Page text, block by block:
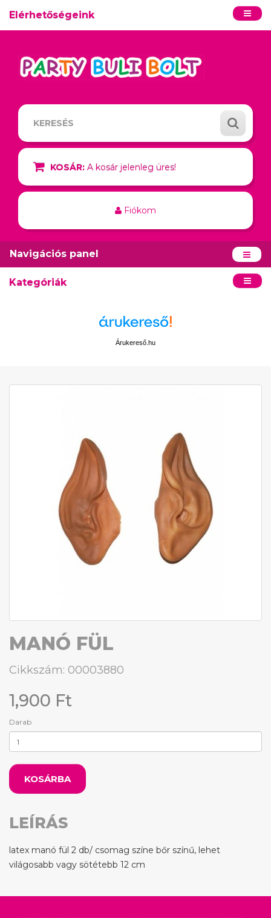
Elérhetőségeink
KOSÁR: A kosár jelenleg üres!
Fiókom
Navigációs panel
Kategóriák
Árukereső.hu
MANÓ FÜL
Cikkszám: 00003880
1,900 Ft
Darab
KOSÁRBA
LEÍRÁS
latex manó fül 2 db/ csomag színe bőr színű, lehet
világosabb vagy sötétebb 12 cm